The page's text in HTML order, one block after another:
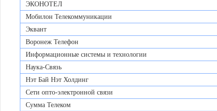
ЭКОНОТЕЛ
Мобилон Телекоммуникации
Эквант
Воронеж Телефон
Информационные системы и технологии
Наука-Связь
Нэт Бай Нэт Холдинг
Сети опто-электронной связи
Сумма Телеком